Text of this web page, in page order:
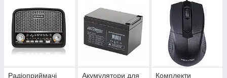
Радіоприймачі
Акумулятори для
Комплекти